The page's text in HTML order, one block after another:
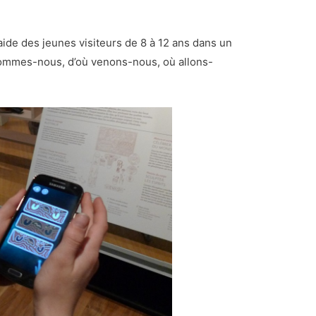
des jeunes visiteurs de 8 à 12 ans dans un
nous, d’où venons-nous, où allons-